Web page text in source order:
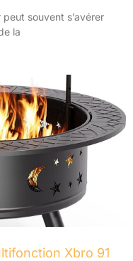
souvent s’avérer
la
Xbro 91